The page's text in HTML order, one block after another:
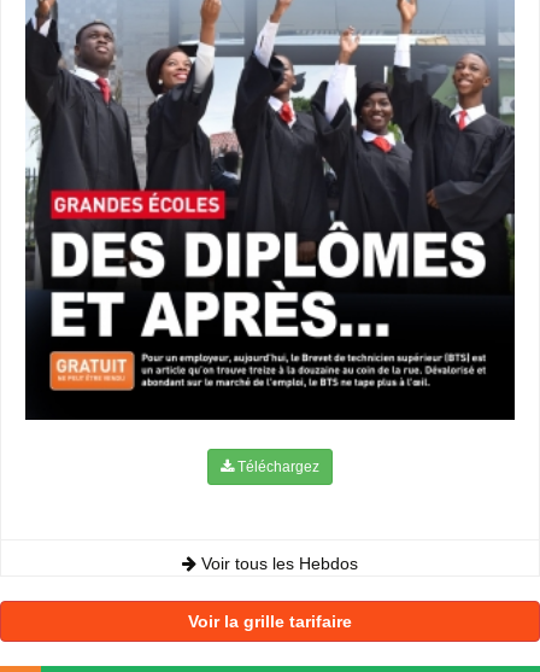
Téléchargez
Voir tous les Hebdos
Voir la grille tarifaire